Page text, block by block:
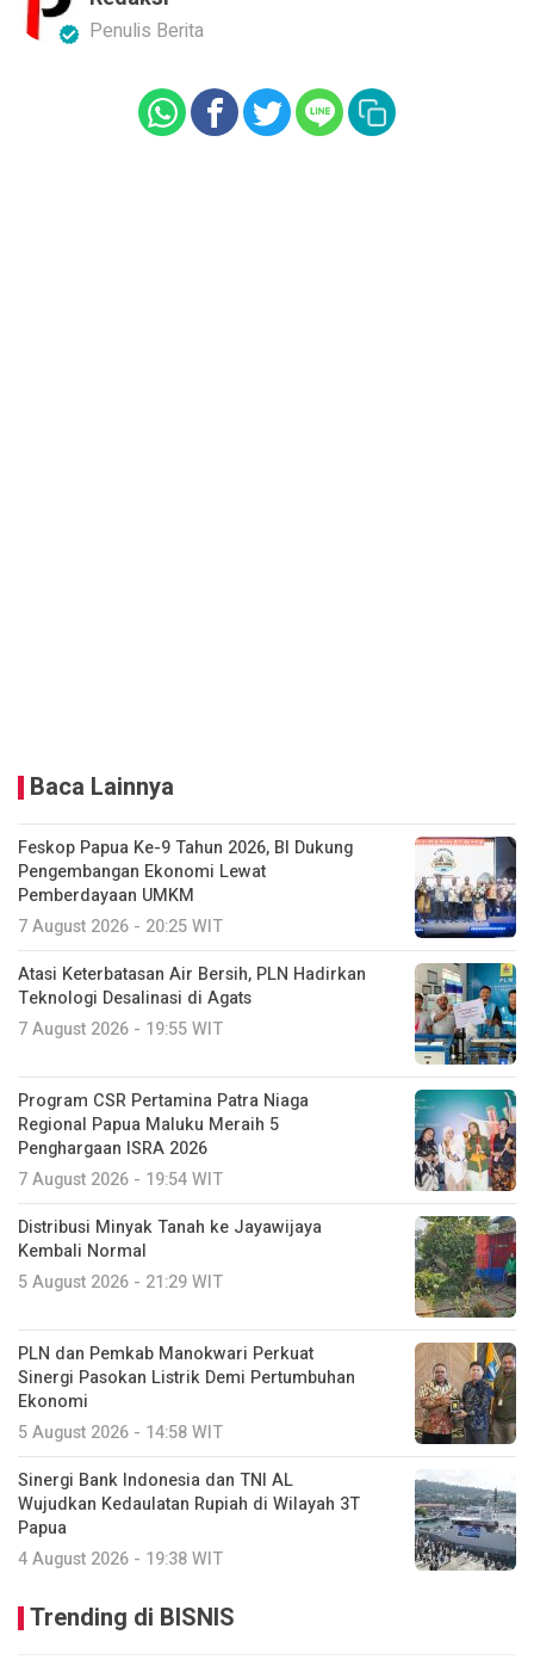
Penulis Berita
Baca Lainnya
Feskop Papua Ke-9 Tahun 2026, BI Dukung
Pengembangan Ekonomi Lewat
Pemberdayaan UMKM
7 August 2026 - 20:25 WIT
Atasi Keterbatasan Air Bersih, PLN Hadirkan
Teknologi Desalinasi di Agats
7 August 2026 - 19:55 WIT
Program CSR Pertamina Patra Niaga
Regional Papua Maluku Meraih 5
Penghargaan ISRA 2026
7 August 2026 - 19:54 WIT
Distribusi Minyak Tanah ke Jayawijaya
Kembali Normal
5 August 2026 - 21:29 WIT
PLN dan Pemkab Manokwari Perkuat
Sinergi Pasokan Listrik Demi Pertumbuhan
Ekonomi
5 August 2026 - 14:58 WIT
Sinergi Bank Indonesia dan TNI AL
Wujudkan Kedaulatan Rupiah di Wilayah 3T
Papua
4 August 2026 - 19:38 WIT
Trending di BISNIS